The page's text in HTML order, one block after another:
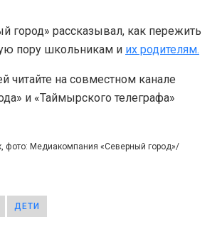
город» рассказывал, как пережить
пору школьникам и их родителям.
читайте на совместном канале
и «Таймырского телеграфа»
фото: Медиакомпания «Северный город»/
ДЕТИ